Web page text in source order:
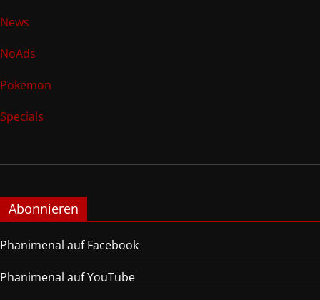
News
NoAds
Pokemon
Specials
Abonnieren
Phanimenal auf Facebook
Phanimenal auf YouTube